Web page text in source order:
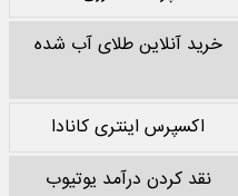
خرید آنلاین طلای آب شده
اکسپرس اینتری کانادا
نقد کردن درآمد یوتیوب